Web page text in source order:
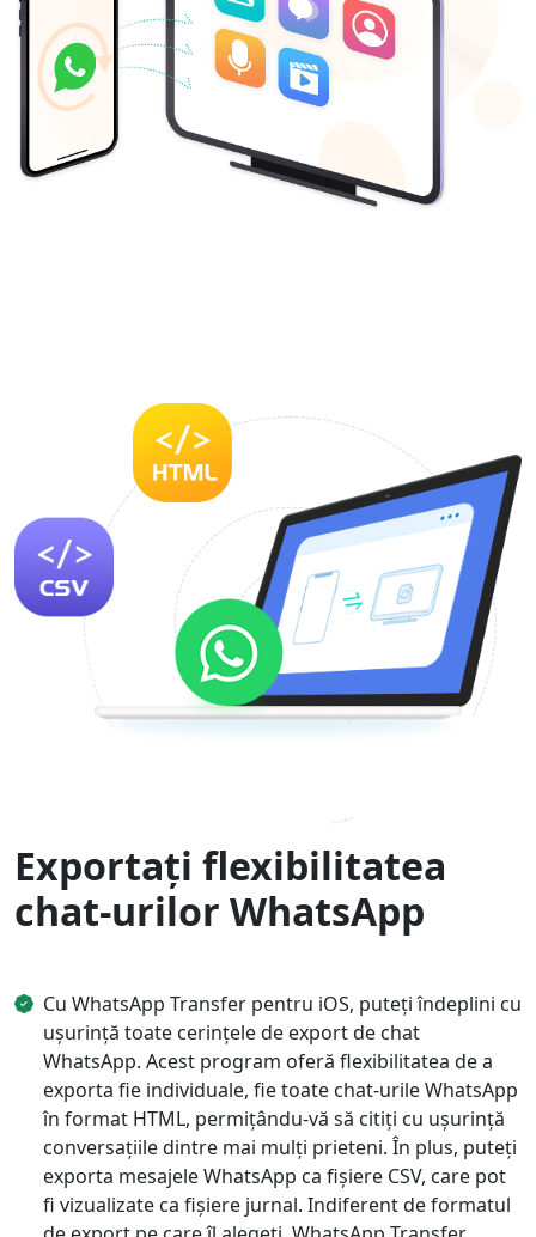
Exportați flexibilitatea
chat-urilor WhatsApp
Cu WhatsApp Transfer pentru iOS, puteți îndeplini cu
ușurință toate cerințele de export de chat
WhatsApp. Acest program oferă flexibilitatea de a
exporta fie individuale, fie toate chat-urile WhatsApp
în format HTML, permițându-vă să citiți cu ușurință
conversațiile dintre mai mulți prieteni. În plus, puteți
exporta mesajele WhatsApp ca fișiere CSV, care pot
fi vizualizate ca fișiere jurnal. Indiferent de formatul